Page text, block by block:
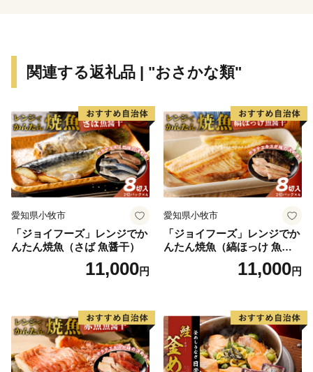
通により、那覇空港との時間距離が15分～20分と短く
業も盛んですが、特に卸売市場を整備し、水産物の国際
的物流拠点を目指しています。
このように糸満市は、平和と伝統と未来が交差する発
展の可能性を大きく秘めたまちです。糸満市でたくさん
満市にご注目ください。
関連する返礼品 | "おさかな類"
愛知県小牧市
「ジョイフーズ」レンジでか
んたん焼魚（さば 魚醤干）
11,000円
愛知県小牧市
「ジョイフーズ」レンジでか
んたん焼魚（縞ほっけ 魚醤
11,000円